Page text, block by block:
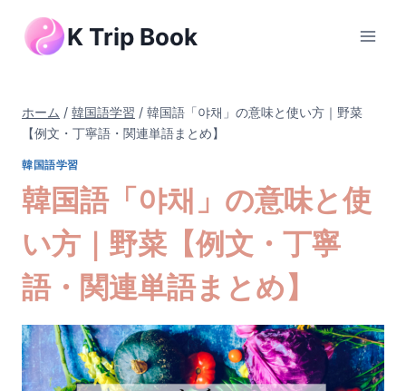
K Trip Book
ホーム / 韓国語学習 / 韓国語「야채」の意味と使い方｜野菜
【例文・丁寧語・関連単語まとめ】
韓国語学習
韓国語「야채」の意味と使
い方｜野菜【例文・丁寧
語・関連単語まとめ】